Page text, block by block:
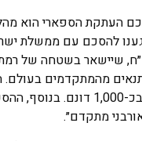
העתקת הספארי הוא
להסכם עם ממשלת
שיישאר בשטחה של
מהמתקדמים
ירוק, יאפשר הרחבה משמעותית של הפארק